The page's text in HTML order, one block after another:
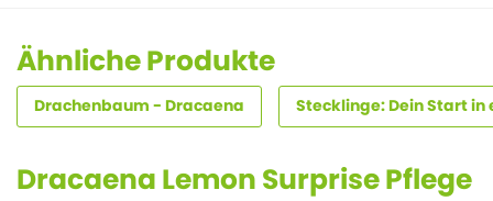
Ähnliche Produkte
Drachenbaum - Dracaena Stecklinge: Dein Start in
Dracaena Lemon Surprise Pflege